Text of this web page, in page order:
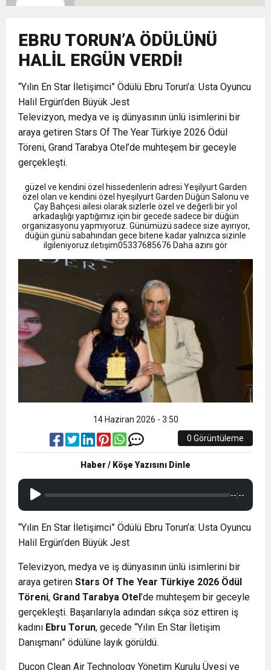
12:20 Faruk Koc Aslında Davacı Neden Gözaltında ;
EBRU TORUN’A ÖDÜLÜNÜ
HALİL ERGÜN VERDİ!
“Yılın En Star İletişimci” Ödülü Ebru Torun’a: Usta Oyuncu
Halil Ergün’den Büyük Jest
Televizyon, medya ve iş dünyasının ünlü isimlerini bir
araya getiren Stars Of The Year Türkiye 2026 Ödül
Töreni, Grand Tarabya Otel’de muhteşem bir geceyle
gerçekleşti.
güzel ve kendini özel hissedenlerin adresi Yeşilyurt Garden
özel olan ve kendini özel hyeşilyurt Garden Düğün Salonu ve
Çay Bahçesi ailesi olarak sizlerle özel ve değerli bir yol
arkadaşlığı yaptığımız için bir gecede sadece bir düğün
organizasyonu yapmıyoruz. Günümüzü sadece size ayırıyor,
düğün günü sabahından gece bitene kadar yalnızca sizinle
ilgileniyoruz.ıletışim05337685676 Daha azını gör
14 Haziran 2026 - 3:50
0 Görüntüleme
Haber / Köşe Yazısını Dinle
--:--
“Yılın En Star İletişimci” Ödülü Ebru Torun’a: Usta Oyuncu
Halil Ergün’den Büyük Jest
Televizyon, medya ve iş dünyasının ünlü isimlerini bir
araya getiren Stars Of The Year Türkiye 2026 Ödül
Töreni, Grand Tarabya Otel ’de muhteşem bir geceyle
gerçekleşti. Başarılarıyla adından sıkça söz ettiren iş
kadını Ebru Torun, gecede “Yılın En Star İletişim
Danışmanı” ödülüne layık görüldü.
Ducon Clean Air Technology Yönetim Kurulu Üyesi ve